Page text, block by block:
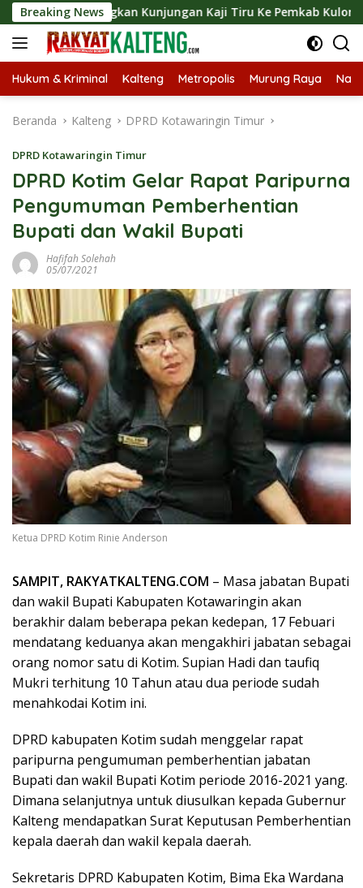
Langsung
ke
konten
Breaking NewsKunjungan Kaji Tiru Ke Pemkab Kulon Progo
Hukum & Kriminal Kalteng Metropolis Murung Raya
Beranda Kalteng DPRD Kotawaringin Timur
DPRD Kotawaringin Timur
DPRD Kotim Gelar Rapat Paripurna
Pengumuman Pemberhentian
Bupati dan Wakil Bupati
Hafifah Solehah
05/07/2021
Ketua DPRD Kotim Rinie Anderson
SAMPIT, RAKYATKALTENG.COM – Masa jabatan Bupati
dan wakil Bupati Kabupaten Kotawaringin akan
berakhir dalam beberapa pekan kedepan, 17 Febuari
mendatang keduanya akan mengakhiri jabatan sebagai
orang nomor satu di Kotim. Supian Hadi dan taufiq
Mukri terhitung 10 Tahun atau dua periode sudah
menahkodai Kotim ini.
DPRD kabupaten Kotim sudah menggelar rapat
paripurna pengumuman pemberhentian jabatan
Bupati dan wakil Bupati Kotim periode 2016-2021 yang.
Dimana selanjutnya untuk diusulkan kepada Gubernur
Kalteng mendapatkan Surat Keputusan Pemberhentian
kepala daerah dan wakil kepala daerah.
Sekretaris DPRD Kabupaten Kotim, Bima Eka Wardana